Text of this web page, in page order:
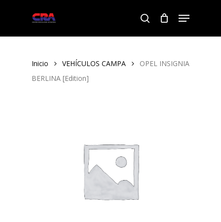
search
Menu
Inicio VEHÍCULOS CAMPA
OPEL INSIGNIA
BERLINA [Edition]